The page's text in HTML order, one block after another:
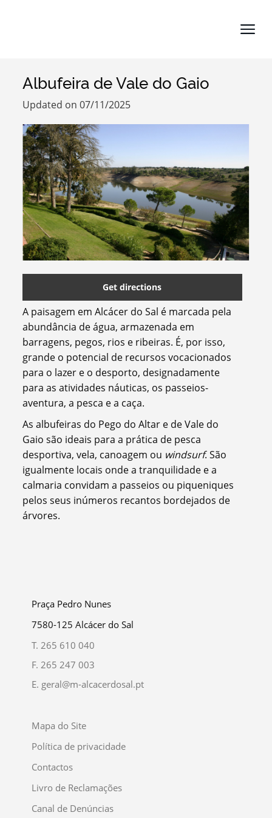
Search term
Categories
Filters
Albufeira de Vale do Gaio
Updated on 07/11/2025
Get directions
A paisagem em Alcácer do Sal é marcada pela
abundância de água, armazenada em
barragens, pegos, rios e ribeiras. É, por isso,
grande o potencial de recursos vocacionados
para o lazer e o desporto, designadamente
para as atividades náuticas, os passeios-
aventura, a pesca e a caça.
As albufeiras do Pego do Altar e de Vale do
Gaio são ideais para a prática de pesca
desportiva, vela, canoagem ou windsurf. São
igualmente locais onde a tranquilidade e a
calmaria convidam a passeios ou piqueniques
pelos seus inúmeros recantos bordejados de
árvores.
Praça Pedro Nunes
7580-125 Alcácer do Sal
T. 265 610 040
F. 265 247 003
E. geral@m-alcacerdosal.pt
Mapa do Site
Política de privacidade
Contactos
Livro de Reclamações
Canal de Denúncias